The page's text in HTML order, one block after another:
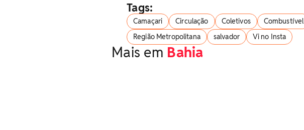
Tags:
Camaçari Circulação Coletivos Combustível
Região Metropolitana
salvador Vi no Insta
Mais em Bahia